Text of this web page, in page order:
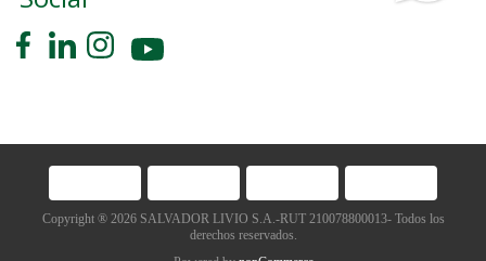
Copyright ® 2026 SALVADOR LIVIO S.A.-RUT 210078800013- Todos los
derechos reservados.